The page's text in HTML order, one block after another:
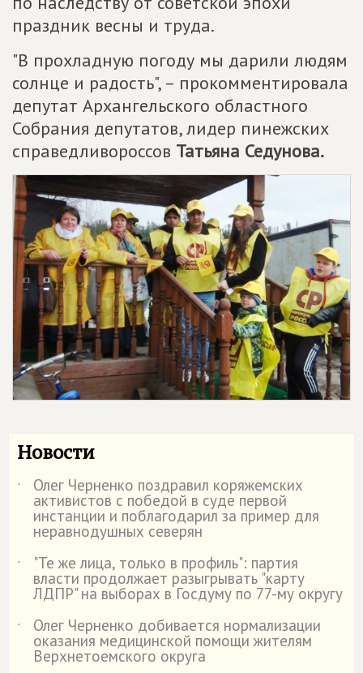
праздник весны и труда.
"В прохладную погоду мы дарили людям
солнце и радость", – прокомментировала
депутат Архангельского областного
Собрания депутатов, лидер пинежских
справедливороссов Татьяна Седунова.
Новости
˙ Олег Черненко поздравил коряжемских
активистов с победой в суде первой
инстанции и поблагодарил за пример для
неравнодушных северян
˙
"Те же лица, только в профиль": партия
власти продолжает разыгрывать "карту
ЛДПР" на выборах в Госдуму по 77-му округу
˙
Олег Черненко добивается нормализации
оказания медицинской помощи жителям
Верхнетоемского округа